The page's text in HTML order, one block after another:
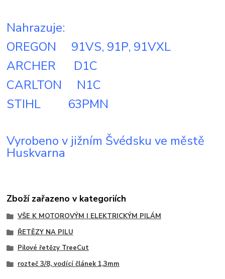
Nahrazuje:
OREGON 91VS, 91P, 91VXL
ARCHER D1C
CARLTON N1C
STIHL 63PMN
Vyrobeno v jižním Švédsku ve městě
Huskvarna
Zboží zařazeno v kategoriích
VŠE K MOTOROVÝM I ELEKTRICKÝM PILÁM
ŘETĚZY NA PILU
Pilové řetězy TreeCut
rozteč 3/8, vodící článek 1,3mm